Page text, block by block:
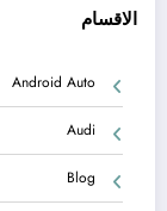
الاقسام
Android Auto
Audi
Blog